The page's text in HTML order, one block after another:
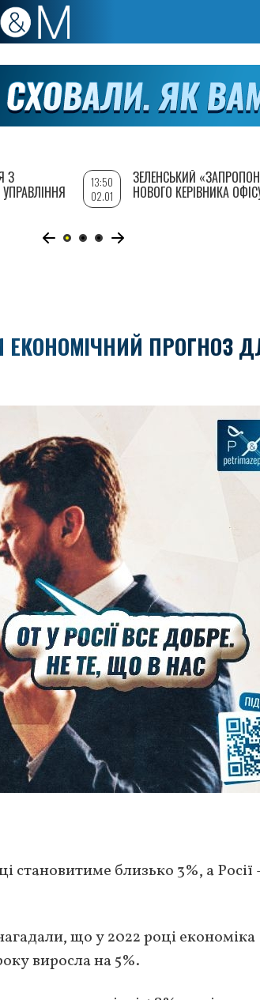
ЕКОНОМІЧНИЙ ПРОГНОЗ
становитиме близько 3%, а
що у 2022 році економіка
виросла на 5%.
З
13:50
02.01
ЗЕЛЕНСЬКИЙ
НОВОГО КЕРІВНИКА